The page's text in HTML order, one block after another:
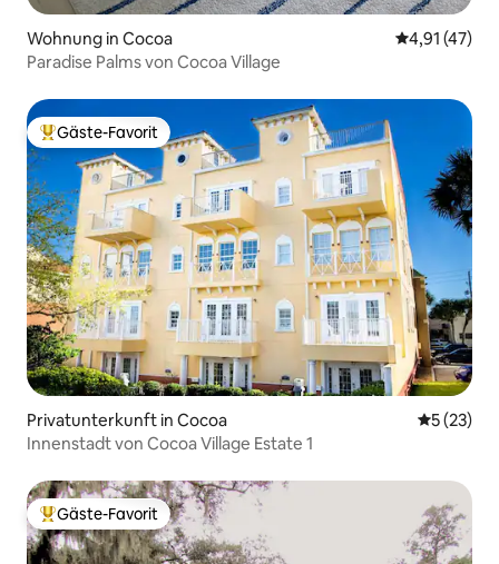
Wohnung in Cocoa
4,91 (47)
Paradise Palms von Cocoa Village
Beliebter Gäste-Favorit.
Gäste-Favorit
Privatunterkunft in Cocoa
5 (23)
Innenstadt von Cocoa Village Estate 1
Beliebter Gäste-Favorit.
Gäste-Favorit